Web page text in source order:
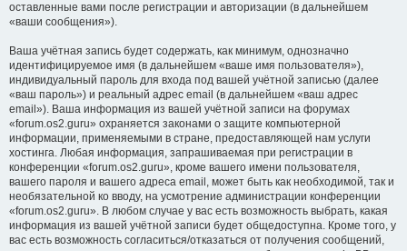
оставленные вами после регистрации и авторизации (в дальнейшем
«ваши сообщения»).
Ваша учётная запись будет содержать, как минимум, однозначно
идентифицируемое имя (в дальнейшем «ваше имя пользователя»),
индивидуальный пароль для входа под вашей учётной записью (далее
«ваш пароль») и реальный адрес email (в дальнейшем «ваш адрес
email»). Ваша информация из вашей учётной записи на форумах
«forum.os2.guru» охраняется законами о защите компьютерной
информации, применяемыми в стране, предоставляющей нам услуги
хостинга. Любая информация, запрашиваемая при регистрации в
конференции «forum.os2.guru», кроме вашего имени пользователя,
вашего пароля и вашего адреса email, может быть как необходимой, так и
необязательной ко вводу, на усмотрение администрации конференции
«forum.os2.guru». В любом случае у вас есть возможность выбрать, какая
информация из вашей учётной записи будет общедоступна. Кроме того, у
вас есть возможность согласиться/отказаться от получения сообщений,